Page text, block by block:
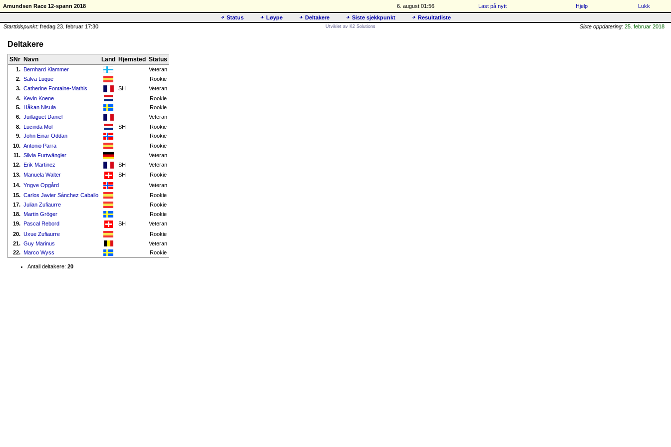
Amundsen Race 12-spann 2018 6. august 01:56 Last på nytt Hjelp
Lukk
Status
Løype Deltakere Siste sjekkpunkt
Resultatliste
Starttidspunkt: fredag 23. februar 17:30 Utviklet av K2 Solutions Siste oppdatering: 25. februar 2018
Deltakere
SNr Navn Land Hjemsted Status
1. Bernhard Klammer
Veteran
2. Salva Luque
Rookie
3. Catherine Fontaine-Mathis SH
Veteran
4. Kevin Koene
Rookie
5. Håkan Nisula
Rookie
6. Juillaguet Daniel
Veteran
8. Lucinda Mol SH
Rookie
9. John Einar Oddan
Rookie
10. Antonio Parra
Rookie
11. Silvia Furtwängler
Veteran
12. Erik Martinez SH
Veteran
13. Manuela Walter SH
Rookie
14. Yngve Opgård
Veteran
15. Carlos Javier Sánchez Caballo
Rookie
17. Julian Zufiaurre
Rookie
18. Martin Gröger
Rookie
19. Pascal Rebord SH
Veteran
20. Uxue Zufiaurre
Rookie
21. Guy Marinus
Veteran
22. Marco Wyss Rookie
Antall deltakere: 20